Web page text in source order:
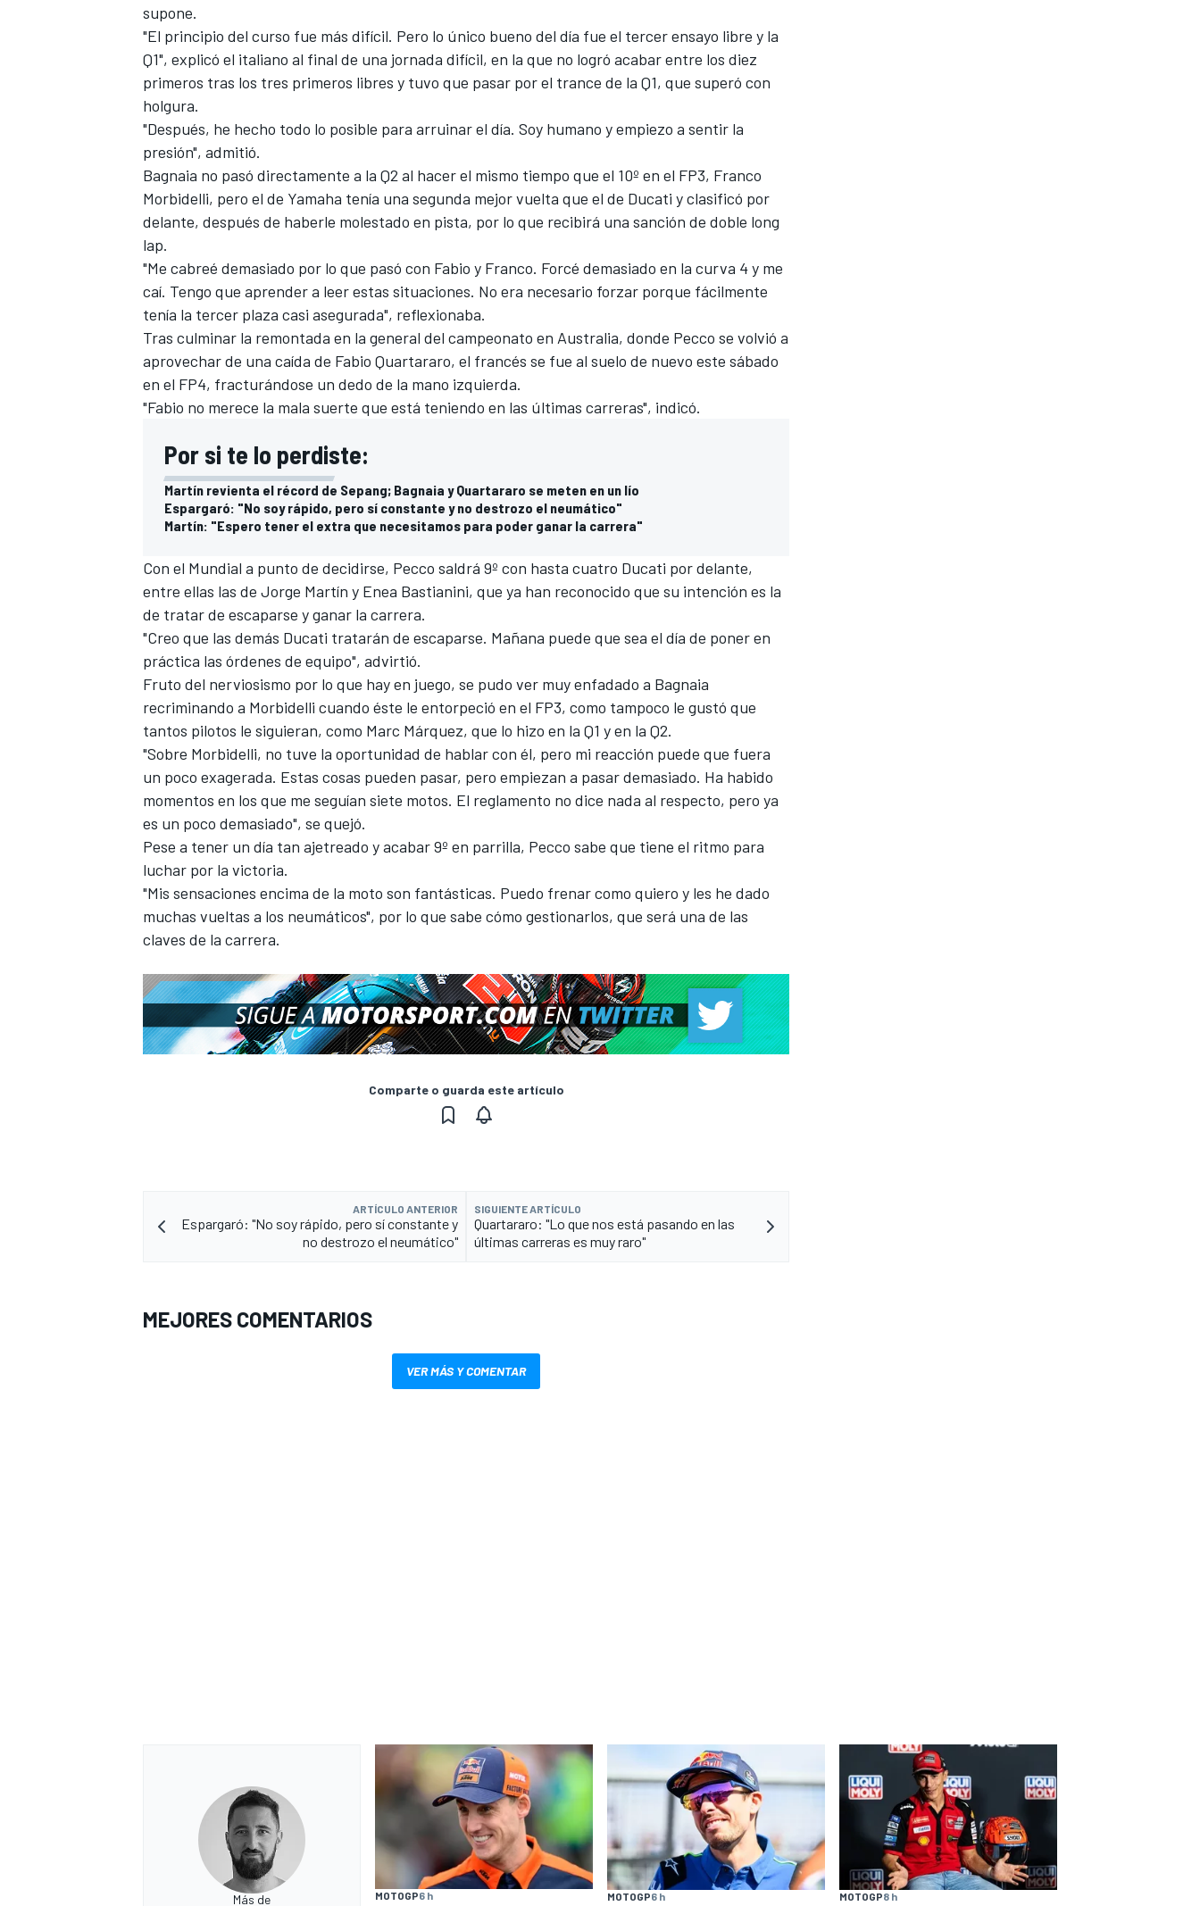
supone.
"El principio del curso fue más difícil. Pero lo único bueno del día fue el tercer ensayo libre y la
Q1", explicó el italiano al final de una jornada difícil, en la que no logró acabar entre los diez
primeros tras los tres primeros libres y tuvo que pasar por el trance de la Q1, que superó con
holgura.
"Después, he hecho todo lo posible para arruinar el día. Soy humano y empiezo a sentir la
presión", admitió.
Bagnaia no pasó directamente a la Q2 al hacer el mismo tiempo que el 10º en el FP3, Franco
Morbidelli, pero el de Yamaha tenía una segunda mejor vuelta que el de Ducati y clasificó por
delante, después de haberle molestado en pista, por lo que recibirá una sanción de doble long
lap.
"Me cabreé demasiado por lo que pasó con Fabio y Franco. Forcé demasiado en la curva 4 y me
caí. Tengo que aprender a leer estas situaciones. No era necesario forzar porque fácilmente
tenía la tercer plaza casi asegurada", reflexionaba.
Tras culminar la remontada en la general del campeonato en Australia, donde Pecco se volvió a
aprovechar de una caída de Fabio Quartararo, el francés se fue al suelo de nuevo este sábado
en el FP4, fracturándose un dedo de la mano izquierda.
"Fabio no merece la mala suerte que está teniendo en las últimas carreras", indicó.
Por si te lo perdiste:
Martín revienta el récord de Sepang; Bagnaia y Quartararo se meten en un lío
Espargaró: "No soy rápido, pero sí constante y no destrozo el neumático"
Martín: "Espero tener el extra que necesitamos para poder ganar la carrera"
Con el Mundial a punto de decidirse, Pecco saldrá 9º con hasta cuatro Ducati por delante,
entre ellas las de Jorge Martín y Enea Bastianini, que ya han reconocido que su intención es la
de tratar de escaparse y ganar la carrera.
"Creo que las demás Ducati tratarán de escaparse. Mañana puede que sea el día de poner en
práctica las órdenes de equipo", advirtió.
Fruto del nerviosismo por lo que hay en juego, se pudo ver muy enfadado a Bagnaia
recriminando a Morbidelli cuando éste le entorpeció en el FP3, como tampoco le gustó que
tantos pilotos le siguieran, como Marc Márquez, que lo hizo en la Q1 y en la Q2.
"Sobre Morbidelli, no tuve la oportunidad de hablar con él, pero mi reacción puede que fuera
un poco exagerada. Estas cosas pueden pasar, pero empiezan a pasar demasiado. Ha habido
momentos en los que me seguían siete motos. El reglamento no dice nada al respecto, pero ya
es un poco demasiado", se quejó.
Pese a tener un día tan ajetreado y acabar 9º en parrilla, Pecco sabe que tiene el ritmo para
luchar por la victoria.
"Mis sensaciones encima de la moto son fantásticas. Puedo frenar como quiero y les he dado
muchas vueltas a los neumáticos", por lo que sabe cómo gestionarlos, que será una de las
claves de la carrera.
Comparte o guarda este artículo
ARTÍCULO ANTERIOR
Espargaró: "No soy rápido, pero sí constante y
no destrozo el neumático"
SIGUIENTE ARTÍCULO
Quartararo: "Lo que nos está pasando en las
últimas carreras es muy raro"
MEJORES COMENTARIOS
VER MÁS Y COMENTAR
Más de MOTOGP6 h MOTOGP6 h MOTOGP8 h